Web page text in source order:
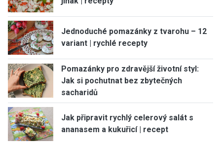
Jednoduché pomazánky z tvarohu – 12
variant | rychlé recepty
Pomazánky pro zdravější životní styl:
Jak si pochutnat bez zbytečných
sacharidů
Jak připravit rychlý celerový salát s
ananasem a kukuřicí | recept